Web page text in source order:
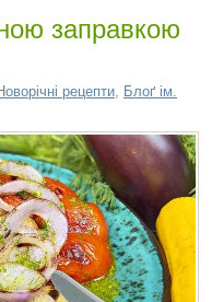
заправкою
рецепти Блоґ ім.